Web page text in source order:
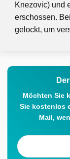
Knezovic) und
erschossen.
gelockt, um
Möchten Sie
Sie kostenlos
Mail,